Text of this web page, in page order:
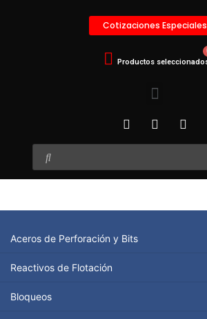
Cotizaciones Especiales
Aceros de Perforación y Bits
Reactivos de Flotación
Bloqueos